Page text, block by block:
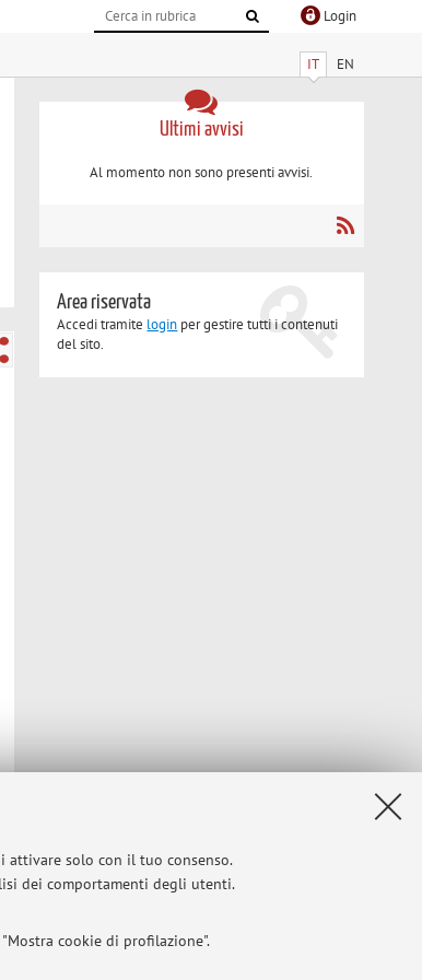
attivare solo con il tuo consenso.
dei comportamenti degli utenti.
cookie di profilazione".
Login
IT EN
Ultimi avvisi
Al momento non sono presenti avvisi.
Area riservata
Accedi tramite login per gestire tutti i contenuti
del sito.